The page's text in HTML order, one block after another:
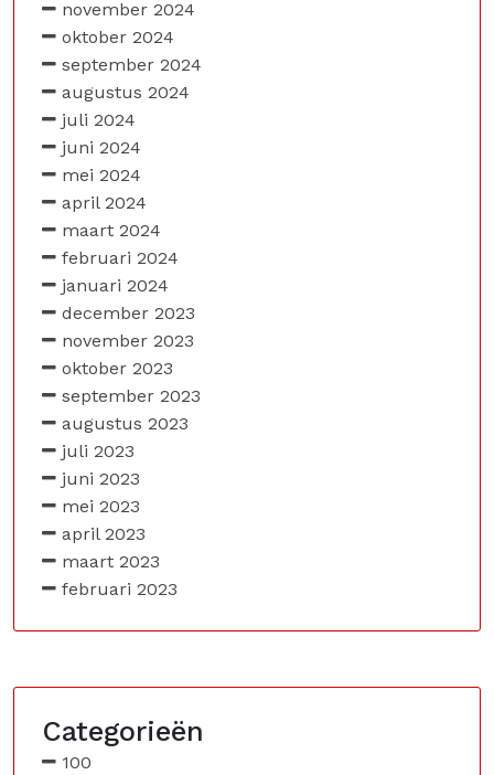
november 2024
oktober 2024
september 2024
augustus 2024
juli 2024
juni 2024
mei 2024
april 2024
maart 2024
februari 2024
januari 2024
december 2023
november 2023
oktober 2023
september 2023
augustus 2023
juli 2023
juni 2023
mei 2023
april 2023
maart 2023
februari 2023
Categorieën
100